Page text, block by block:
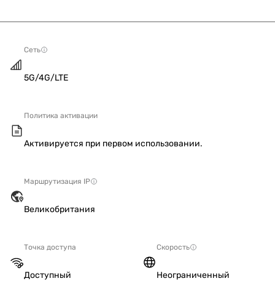
Сеть
5G/4G/LTE
Политика активации
Активируется при первом использовании.
Маршрутизация IP
Великобритания
Точка доступа
Доступный
Скорость
Неограниченный